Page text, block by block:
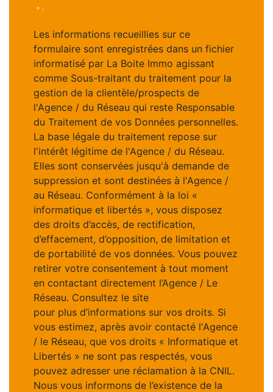
* :
Les informations recueillies sur ce
formulaire sont enregistrées dans un fichier
informatisé par La Boite Immo agissant
comme Sous-traitant du traitement pour la
gestion de la clientèle/prospects de
l'Agence / du Réseau qui reste Responsable
du Traitement de vos Données personnelles.
La base légale du traitement repose sur
l'intérêt légitime de l'Agence / du Réseau.
Elles sont conservées jusqu'à demande de
suppression et sont destinées à l'Agence /
au Réseau. Conformément à la loi «
informatique et libertés », vous disposez
des droits d’accès, de rectification,
d’effacement, d’opposition, de limitation et
de portabilité de vos données. Vous pouvez
retirer votre consentement à tout moment
en contactant directement l’Agence / Le
Réseau. Consultez le site
pour plus d’informations sur vos droits. Si
vous estimez, après avoir contacté l'Agence
/ le Réseau, que vos droits « Informatique et
Libertés » ne sont pas respectés, vous
pouvez adresser une réclamation à la CNIL.
Nous vous informons de l’existence de la